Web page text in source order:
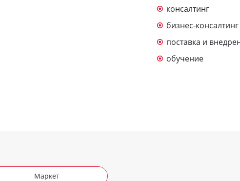
консалтинг
бизнес-консалтинг
поставка и
обучение
Маркет